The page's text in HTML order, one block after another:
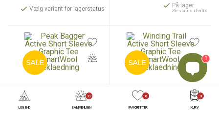
LOG IND
0
SAMMENLIGN
0
FAVORITTER
0
KURV
Vælg variant for lagerstatus På lager
Se status i butik
SALE SALE 1